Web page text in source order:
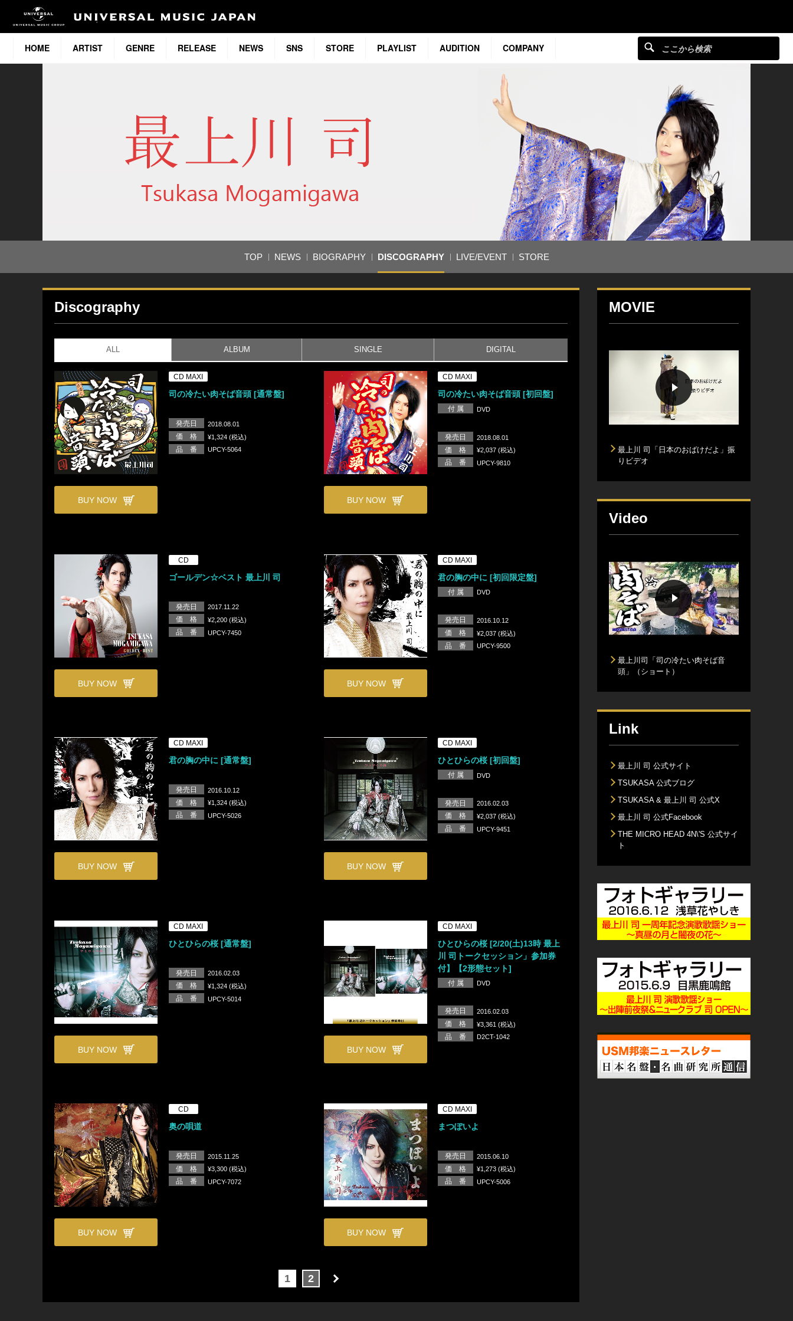
HOME ARTIST GENRE RELEASE NEWS SNS STORE PLAYLIST AUDITION COMPANY
TOP NEWS BIOGRAPHY DISCOGRAPHY LIVE/EVENT STORE
Discography
ALL ALBUM SINGLE DIGITAL
BUY NOW
CD MAXI
司の冷たい肉そば音頭 [通常盤]
発売日 2018.08.01
価 格 ¥1,324 (税込)
品 番 UPCY-5064
BUY NOW
CD MAXI
司の冷たい肉そば音頭 [初回盤]
付 属 DVD
発売日 2018.08.01
価 格 ¥2,037 (税込)
品 番 UPCY-9810
BUY NOW
CD
ゴールデン☆ベスト 最上川 司
発売日 2017.11.22
価 格 ¥2,200 (税込)
品 番 UPCY-7450
BUY NOW
CD MAXI
君の胸の中に [初回限定盤]
付 属 DVD
発売日 2016.10.12
価 格 ¥2,037 (税込)
品 番 UPCY-9500
BUY NOW
CD MAXI
君の胸の中に [通常盤]
発売日 2016.10.12
価 格 ¥1,324 (税込)
品 番 UPCY-5026
BUY NOW
CD MAXI
ひとひらの桜 [初回盤]
付 属 DVD
発売日 2016.02.03
価 格 ¥2,037 (税込)
品 番 UPCY-9451
BUY NOW
CD MAXI
ひとひらの桜 [通常盤]
発売日 2016.02.03
価 格 ¥1,324 (税込)
品 番 UPCY-5014
BUY NOW
CD MAXI
ひとひらの桜 [2/20(土)13時 最上
川 司トークセッション」参加券
付】【2形態セット]
付 属 DVD
発売日 2016.02.03
価 格 ¥3,361 (税込)
品 番 D2CT-1042
BUY NOW
CD
奥の唄道
発売日 2015.11.25
価 格 ¥3,300 (税込)
品 番 UPCY-7072
BUY NOW
CD MAXI
まつぽいよ
発売日 2015.06.10
価 格 ¥1,273 (税込)
品 番 UPCY-5006
1 2
MOVIE
最上川 司「日本のおばけだよ」振
りビデオ
Video
最上川司「司の冷たい肉そば音
頭」（ショート）
Link
最上川 司 公式サイト
TSUKASA 公式ブログ
TSUKASA & 最上川 司 公式X
最上川 司 公式Facebook
THE MICRO HEAD 4N\'S 公式サイ
ト